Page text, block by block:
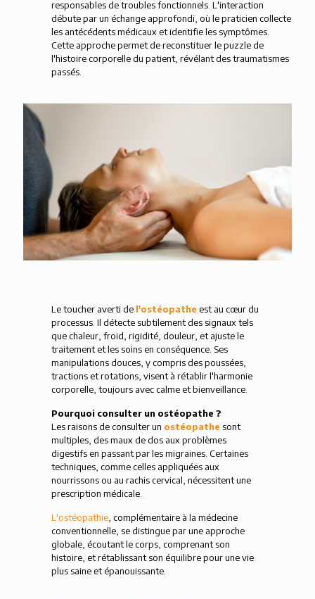
responsables de troubles fonctionnels. L'interaction
débute par un échange approfondi, où le praticien collecte
les antécédents médicaux et identifie les symptômes.
Cette approche permet de reconstituer le puzzle de
l'histoire corporelle du patient, révélant des traumatismes
passés.
Le toucher averti de l'ostéopathe est au cœur du
processus. Il détecte subtilement des signaux tels
que chaleur, froid, rigidité, douleur, et ajuste le
traitement et les soins en conséquence. Ses
manipulations douces, y compris des poussées,
tractions et rotations, visent à rétablir l'harmonie
corporelle, toujours avec calme et bienveillance.
Pourquoi consulter un ostéopathe ?
Les raisons de consulter un ostéopathe sont
multiples, des maux de dos aux problèmes
digestifs en passant par les migraines. Certaines
techniques, comme celles appliquées aux
nourrissons ou au rachis cervical, nécessitent une
prescription médicale.
L'ostéopathie, complémentaire à la médecine
conventionnelle, se distingue par une approche
globale, écoutant le corps, comprenant son
histoire, et rétablissant son équilibre pour une vie
plus saine et épanouissante.